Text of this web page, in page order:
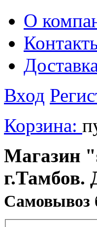
О
Вход
Корзина:
Магазин
г.Тамбов.
Cамовывоз